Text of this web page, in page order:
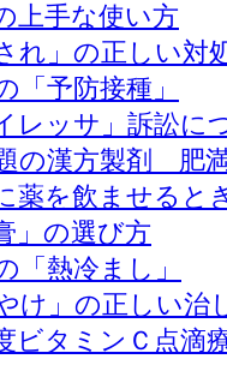
上手な使い方
れ」の正しい対
「予防接種」
レッサ」訴訟に
の漢方製剤 肥
薬を飲ませると
」の選び方
「熱冷まし」
け」の正しい治
ビタミンＣ点滴